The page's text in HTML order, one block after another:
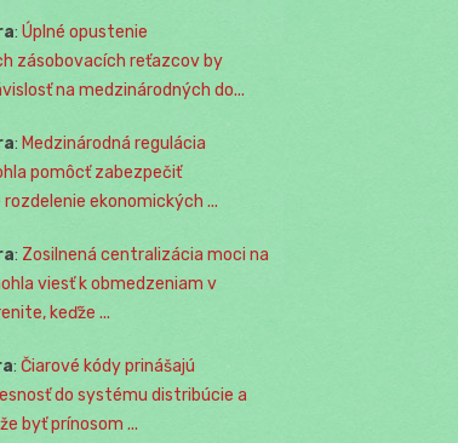
: Úplné opustenie
zásobovacích reťazcov by
na medzinárodných do...
: Medzinárodná regulácia
pomôcť zabezpečiť
ekonomických ...
: Zosilnená centralizácia moci na
viesť k obmedzeniam v
keďže ...
: Čiarové kódy prinášajú
do systému distribúcie a
byť prínosom ...